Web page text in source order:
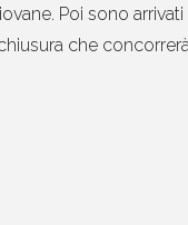
Poi sono
che